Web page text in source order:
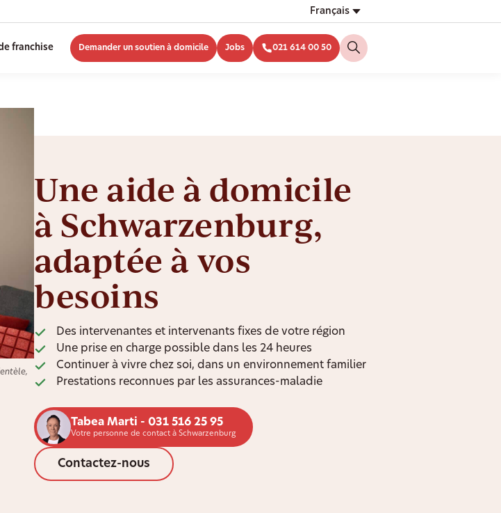
Français
franchise Demander un soutien à domicile Jobs 021 614 00 50
Une aide à domicile
à Schwarzenburg,
adaptée à vos
besoins
Des intervenantes et intervenants fixes de votre région
Une prise en charge possible dans les 24 heures
Continuer à vivre chez soi, dans un environnement familier
Prestations reconnues par les assurances-maladie
Tabea Marti - 031 516 25 95
Votre personne de contact à Schwarzenburg
Contactez-nous